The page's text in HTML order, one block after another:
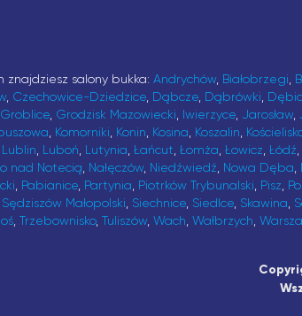
znajdziesz salony bukka: Andrychów, Białobrzegi
, Czechowice-Dziedzice, Dąbcze, Dąbrówki
Groblice Grodzisk Mazowiecki Iwierzyce Jarosław
Komorniki Konin Kosina Koszalin
Lublin Luboń Lutynia Łańcut Łomża Łowicz Łódź
nad Notecią Nałęczów, Niedźwiedź Nowa Dęba
Pabianice, Partynia Piotrków Trybunalski Pisz
Sędziszów Małopolski Siechnice, Siedlce, Skawina
Trzebownisko, Tuliszów Wach Wałbrzych